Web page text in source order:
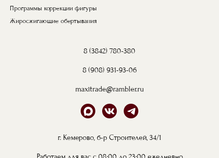
Программы коррекции фигуры
Жиросжигающие обертывания
8 (3842) 780-380
8 (908) 931-93-06
maxitrade@rambler.ru
г. Кемерово, б-р Строителей, 34/1